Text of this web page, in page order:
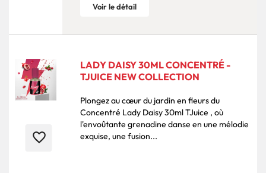
Voir le détail
favorite_border
LADY DAISY 30ML CONCENTRÉ -
TJUICE NEW COLLECTION
Plongez au cœur du jardin en fleurs du
Concentré Lady Daisy 30ml TJuice , où
l'envoûtante grenadine danse en une mélodie
exquise, une fusion...